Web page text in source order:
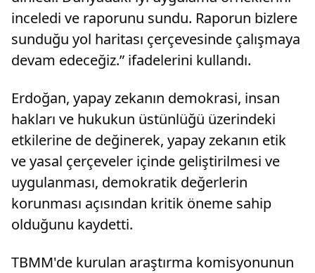
inceledi ve raporunu sundu. Raporun bizlere
sunduğu yol haritası çerçevesinde çalışmaya
devam edeceğiz.” ifadelerini kullandı.
Erdoğan, yapay zekanın demokrasi, insan
hakları ve hukukun üstünlüğü üzerindeki
etkilerine de değinerek, yapay zekanın etik
ve yasal çerçeveler içinde geliştirilmesi ve
uygulanması, demokratik değerlerin
korunması açısından kritik öneme sahip
olduğunu kaydetti.
TBMM'de kurulan araştırma komisyonunun